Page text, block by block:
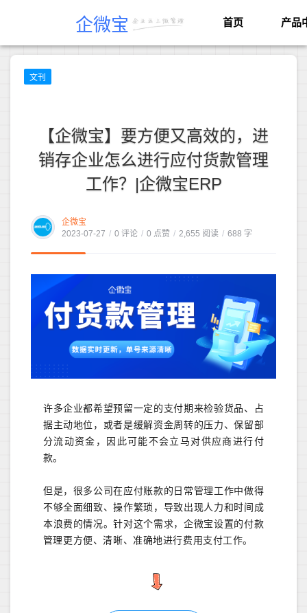
企微宝 首页 产品
文刊
【企微宝】要方便又高效的，进
销存企业怎么进行应付货款管理
工作？|企微宝ERP
企微宝
2023-07-27 / 0 评论 / 0 点赞 / 2,655 阅读 / 688 字
许多企业都希望预留一定的支付期来检验货品、占
据主动地位，或者是缓解资金周转的压力、保留部
分流动资金，因此可能不会立马对供应商进行付
款。
但是，很多公司在应付账款的日常管理工作中做得
不够全面细致、操作繁琐，导致出现人力和时间成
本浪费的情况。针对这个需求，企微宝设置的付款
管理更方便、清晰、准确地进行费用支付工作。